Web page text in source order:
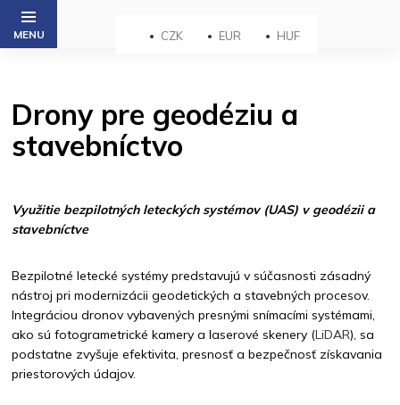
Prejsť
obsah
CZK EUR HUF
Drony pre geodéziu a
stavebníctvo
Využitie bezpilotných leteckých systémov (UAS) v geodézii a
stavebníctve
Bezpilotné letecké systémy predstavujú v súčasnosti zásadný
nástroj pri modernizácii geodetických a stavebných procesov.
Integráciou dronov vybavených presnými snímacími systémami,
ako sú fotogrametrické kamery a laserové skenery (LiDAR), sa
podstatne zvyšuje efektivita, presnosť a bezpečnosť získavania
priestorových údajov.